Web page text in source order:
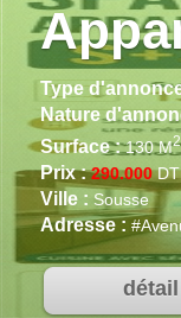
Type
Nature
Surface :130 M2
Prix :290.000DT
Ville : Sousse
Adresse :
détail